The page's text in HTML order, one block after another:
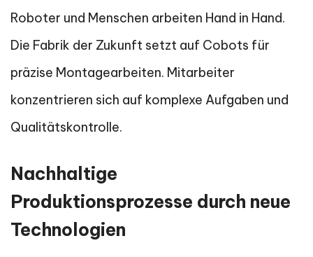
Roboter und Menschen arbeiten Hand in Hand.
Die Fabrik der Zukunft setzt auf Cobots für
präzise Montagearbeiten. Mitarbeiter
konzentrieren sich auf komplexe Aufgaben und
Qualitätskontrolle.
Nachhaltige
Produktionsprozesse durch neue
Technologien